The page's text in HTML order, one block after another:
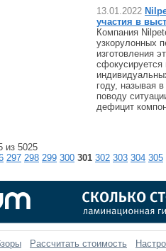
13.01.2022
участия в
Компания
узкорулонных
изготовления
году, называя
поводу
дефицит
из 5025
297 298 299 300 301 302 303 304 305
Рассчитать стоимость